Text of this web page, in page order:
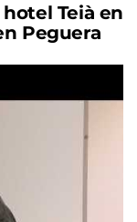
Teià en
Peguera